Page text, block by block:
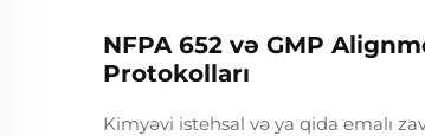
NFPA 652 və GMP
Protokolları
Kimyəvi istehsal və ya qida emalı